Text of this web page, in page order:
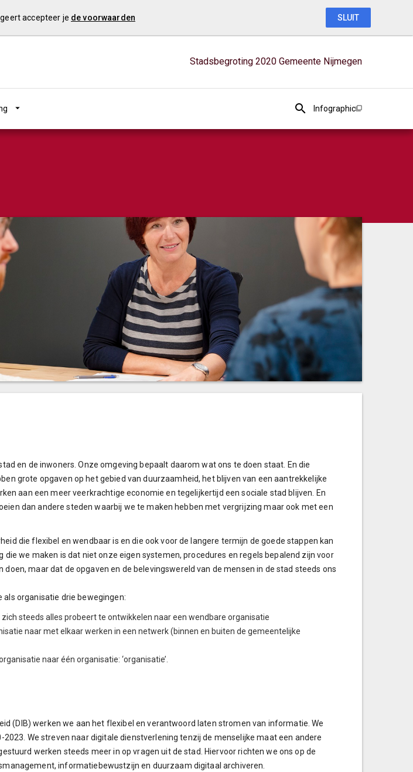
Stadsbegroting 2020 Gemeente Nijmegen
Infographic
en de inwoners. Onze omgeving bepaalt daarom wat ons te doen staat. En die
grote opgaven op het gebied van duurzaamheid, het blijven van een aantrekkelijke
aan een meer veerkrachtige economie en tegelijkertijd een sociale stad blijven. En
dan andere steden waarbij we te maken hebben met vergrijzing maar ook met een
die flexibel en wendbaar is en die ook voor de langere termijn de goede stappen kan
die we maken is dat niet onze eigen systemen, procedures en regels bepalend zijn voor
doen, maar dat de opgaven en de belevingswereld van de mensen in de stad steeds ons
als organisatie drie bewegingen:
steeds alles probeert te ontwikkelen naar een wendbare organisatie
naar met elkaar werken in een netwerk (binnen en buiten de gemeentelijke
naar één organisatie: ‘organisatie’.
(DIB) werken we aan het flexibel en verantwoord laten stromen van informatie. We
We streven naar digitale dienstverlening tenzij de menselijke maat een andere
werken steeds meer in op vragen uit de stad. Hiervoor richten we ons op de
informatiebewustzijn en duurzaam digitaal archiveren.
accepteer je de voorwaarden SLUIT